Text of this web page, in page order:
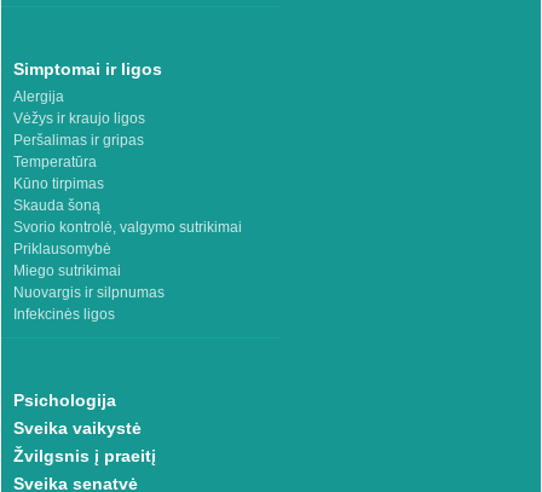
Simptomai ir ligos
Alergija
Vėžys ir kraujo ligos
Peršalimas ir gripas
Temperatūra
Kūno tirpimas
Skauda šoną
Svorio kontrolė, valgymo sutrikimai
Priklausomybė
Miego sutrikimai
Nuovargis ir silpnumas
Infekcinės ligos
Psichologija
Sveika vaikystė
Žvilgsnis į praeitį
Sveika senatvė